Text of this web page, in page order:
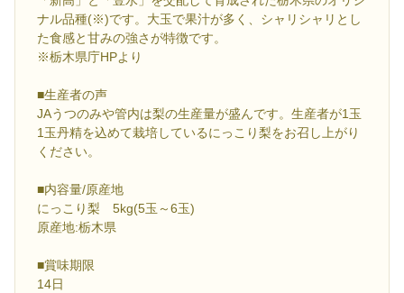
ナル品種(※)です。大玉で果汁が多く、シャリシャリとし
た食感と甘みの強さが特徴です。
※栃木県庁HPより
■生産者の声
JAうつのみや管内は梨の生産量が盛んです。生産者が1玉
1玉丹精を込めて栽培しているにっこり梨をお召し上がり
ください。
■内容量/原産地
にっこり梨 5kg(5玉～6玉)
原産地:栃木県
■賞味期限
14日